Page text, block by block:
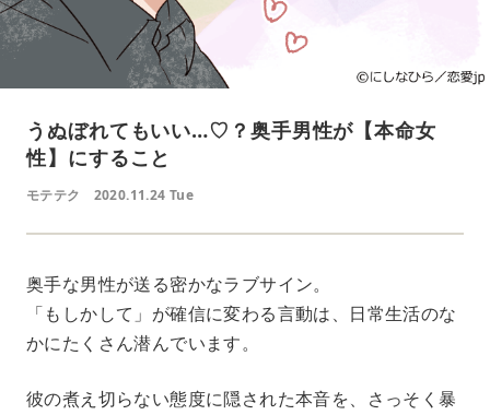
うぬぼれてもいい…♡？奥手男性が【本命女
性】にすること
モテテク 2020.11.24 Tue
奥手な男性が送る密かなラブサイン。
「もしかして」が確信に変わる言動は、日常生活のな
かにたくさん潜んでいます。
彼の煮え切らない態度に隠された本音を、さっそく暴